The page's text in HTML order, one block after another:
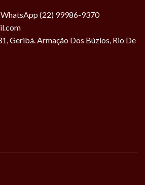
(22) 99986-9370
Geribá. Armação Dos Búzios, Rio De